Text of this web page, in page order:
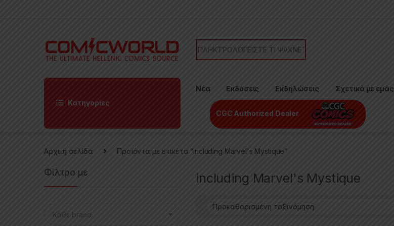
Κατηγορίες
Νέα Εκδόσεις Εκδηλώσεις Σχετικά με εμάς
CGC Authorized Dealer
Αρχική σελίδα Προϊόντα με ετικέτα “including Marvel's Mystique”
including Marvel's Mystique
Φίλτρο με
Κάθε brand